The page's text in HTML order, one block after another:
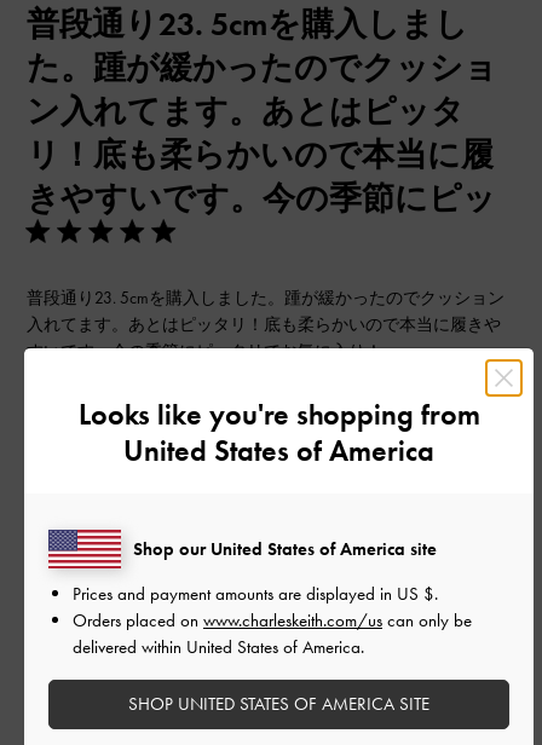
普段通り23. 5cmを購入しまし
た。踵が緩かったのでクッショ
ン入れてます。あとはピッタ
リ！底も柔らかいので本当に履
きやすいです。今の季節にピッ
普段通り23. 5cmを購入しました。踵が緩かったのでクッション
入れてます。あとはピッタリ！底も柔らかいので本当に履きや
すいです。今の季節にピッタリでお気に入り！
デザイン
品質
とても良かった
もっと見る
このレビューは役に立ちましたか？
0
Looks like you're shopping from
United States of America
Shop our United States of America site
Prices and payment amounts are displayed in US $.
Orders placed on www.charleskeith.com/us can only be
delivered within United States of America.
SHOP UNITED STATES OF AMERICA SITE